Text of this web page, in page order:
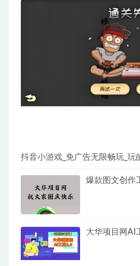
抖音小游戏_免广告无限畅玩_玩
爆款图文创作
大华项目网AI